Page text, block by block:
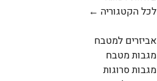
לכל הקטגוריה ←
אביזרים למטבח
מגבות מטבח
מגבות סרוגות